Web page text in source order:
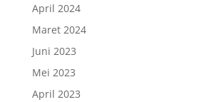
April 2024
Maret 2024
Juni 2023
Mei 2023
April 2023